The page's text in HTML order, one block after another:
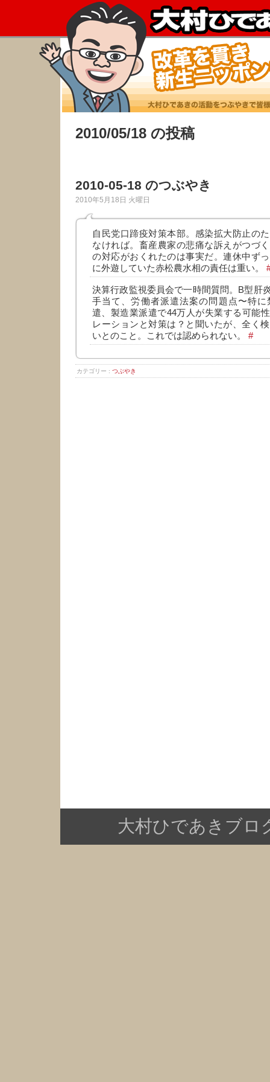
2010/05/18 の投稿
2010-05-18 のつぶやき
2010年5月18日 火曜日
自民党口蹄疫対策本部。感染拡大防止の
なければ。畜産農家の悲痛な訴えがつづ
の対応がおくれたのは事実だ。連休中ず
に外遊していた赤松農水相の責任は重い。
決算行政監視委員会で一時間質問。B型肝
手当て、労働者派遣法案の問題点〜特
遣、製造業派遣で44万人が失業する可能
レーションと対策は？と聞いたが、全く
いとのこと。これでは認められない。 #
カテゴリー : つぶやき
大村ひであきブロ